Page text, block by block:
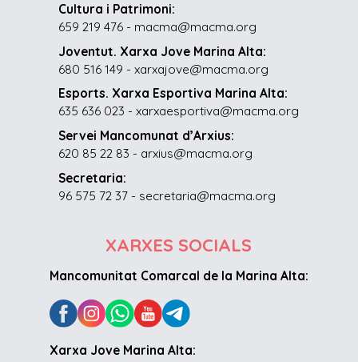
Cultura i Patrimoni:
659 219 476 - macma@macma.org
Joventut. Xarxa Jove Marina Alta:
680 516 149 - xarxajove@macma.org
Esports. Xarxa Esportiva Marina Alta:
635 636 023 - xarxaesportiva@macma.org
Servei Mancomunat d’Arxius:
620 85 22 83 - arxius@macma.org
Secretaria:
96 575 72 37 - secretaria@macma.org
XARXES SOCIALS
Mancomunitat Comarcal de la Marina Alta:
Xarxa Jove Marina Alta: